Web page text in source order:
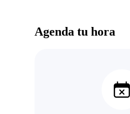
Agenda tu hora